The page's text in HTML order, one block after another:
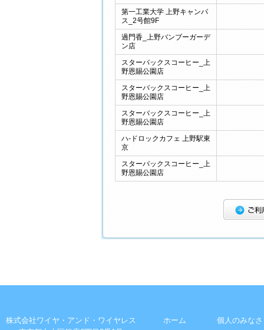
第一工業大学 上野キャンパ
ス_2号館9F
過門香_上野バンブーガーデ
ン店
スターバックスコーヒー_上
野恩賜公園店
スターバックスコーヒー_上
野恩賜公園店
スターバックスコーヒー_上
野恩賜公園店
ハ-ドロックカフェ 上野駅東
京
スターバックスコーヒー_上
野恩賜公園店